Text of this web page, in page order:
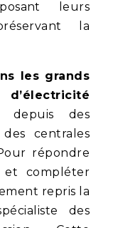
leurs
la
les grands
depuis des
centrales
répondre
compléter
repris la
des